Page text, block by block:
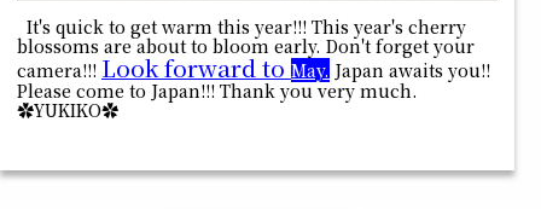
It's quick to get warm this year!!! This year's cherry
blossoms are about to bloom early. Don't forget your
camera!!! Look forward to May. Japan awaits you!!
Please come to Japan!!! Thank you very much.
✿YUKIKO✿